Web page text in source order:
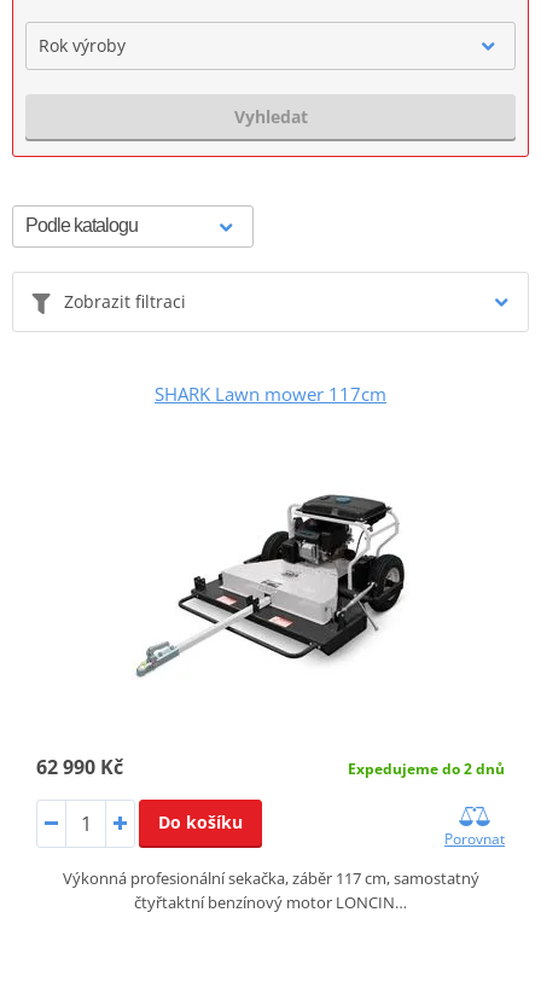
Rok výroby
Vyhledat
Zobrazit filtraci
SHARK Lawn mower 117cm
62 990 Kč Expedujeme do 2 dnů
Do košíku
Porovnat
Výkonná profesionální sekačka, záběr 117 cm, samostatný
čtyřtaktní benzínový motor LONCIN…